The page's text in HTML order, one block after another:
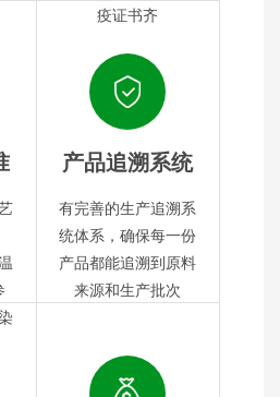
疫证书齐
产品追溯系统
有完善的生产追溯系
统体系，确保每一份
产品都能追溯到原料
来源和生产批次